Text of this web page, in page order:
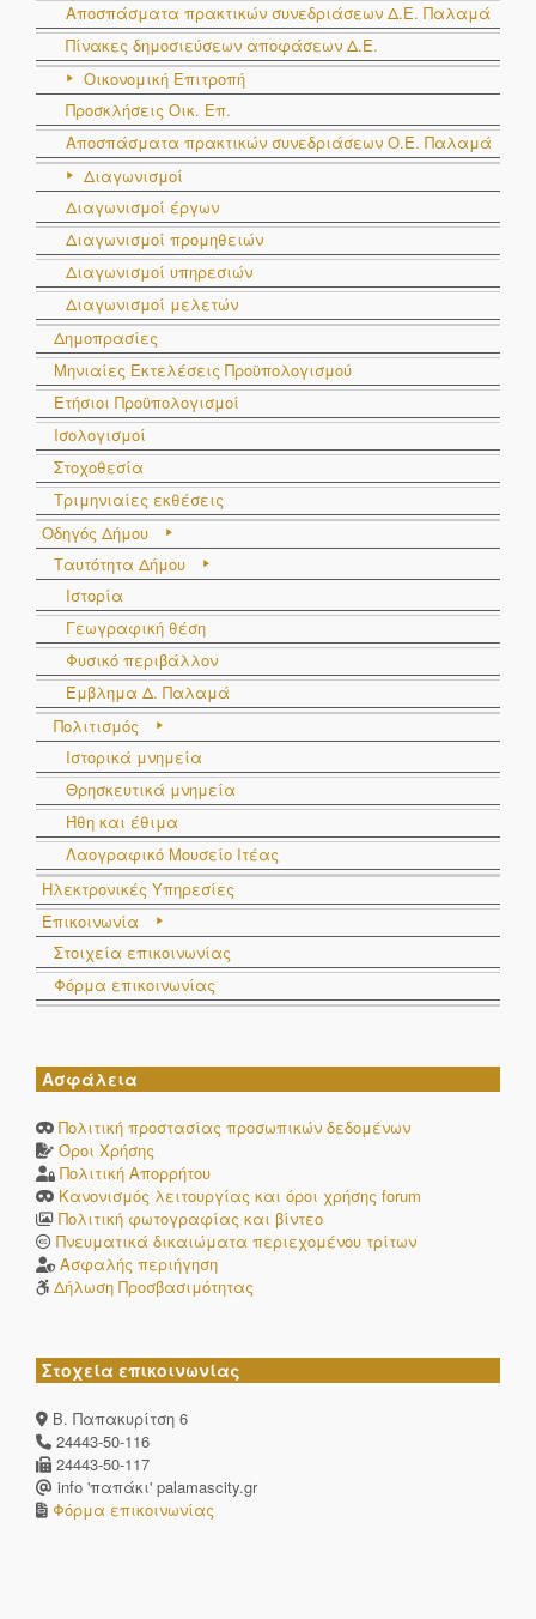
Αποσπάσματα πρακτικών συνεδριάσεων Δ.E. Παλαμά
Πίνακες δημοσιεύσεων αποφάσεων Δ.Ε.
Οικονομική Επιτροπή
Προσκλήσεις Οικ. Επ.
Αποσπάσματα πρακτικών συνεδριάσεων Ο.E. Παλαμά
Διαγωνισμοί
Διαγωνισμοί έργων
Διαγωνισμοί προμηθειών
Διαγωνισμοί υπηρεσιών
Διαγωνισμοί μελετών
Δημοπρασίες
Μηνιαίες Εκτελέσεις Προϋπολογισμού
Ετήσιοι Προϋπολογισμοί
Ισολογισμοί
Στοχοθεσία
Τριμηνιαίες εκθέσεις
Οδηγός Δήμου
Ταυτότητα Δήμου
Ιστορία
Γεωγραφική θέση
Φυσικό περιβάλλον
Έμβλημα Δ. Παλαμά
Πολιτισμός
Ιστορικά μνημεία
Θρησκευτικά μνημεία
Ήθη και έθιμα
Λαογραφικό Μουσείο Ιτέας
Ηλεκτρονικές Υπηρεσίες
Επικοινωνία
Στοιχεία επικοινωνίας
Φόρμα επικοινωνίας
Ασφάλεια
Πολιτική προστασίας προσωπικών δεδομένων
Όροι Χρήσης
Πολιτική Απορρήτου
Κανονισμός λειτουργίας και όροι χρήσης forum
Πολιτική φωτογραφίας και βίντεο
Πνευματικά δικαιώματα περιεχομένου τρίτων
Ασφαλής περιήγηση
Δήλωση Προσβασιμότητας
Στοχεία επικοινωνίας
Β. Παπακυρίτση 6
24443-50-116
24443-50-117
info 'παπάκι' palamascity.gr
Φόρμα επικοινωνίας